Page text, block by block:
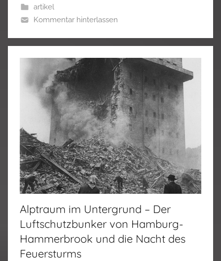
artikel
Kommentar hinterlassen
Alptraum im Untergrund – Der
Luftschutzbunker von Hamburg-
Hammerbrook und die Nacht des
Feuersturms